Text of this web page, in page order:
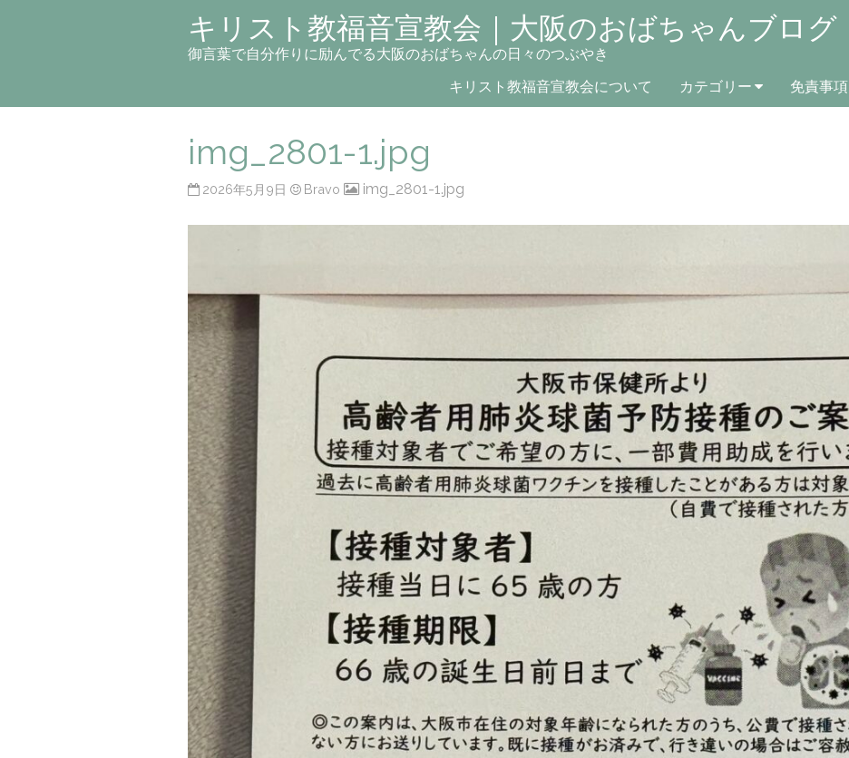
キリスト教福音宣教会｜大阪のおばちゃんブログ
御言葉で自分作りに励んでる大阪のおばちゃんの日々のつぶやき
キリスト教福音宣教会について カテゴリー 免責事項
img_2801-1.jpg
2026年5月9日 Bravo img_2801-1.jpg